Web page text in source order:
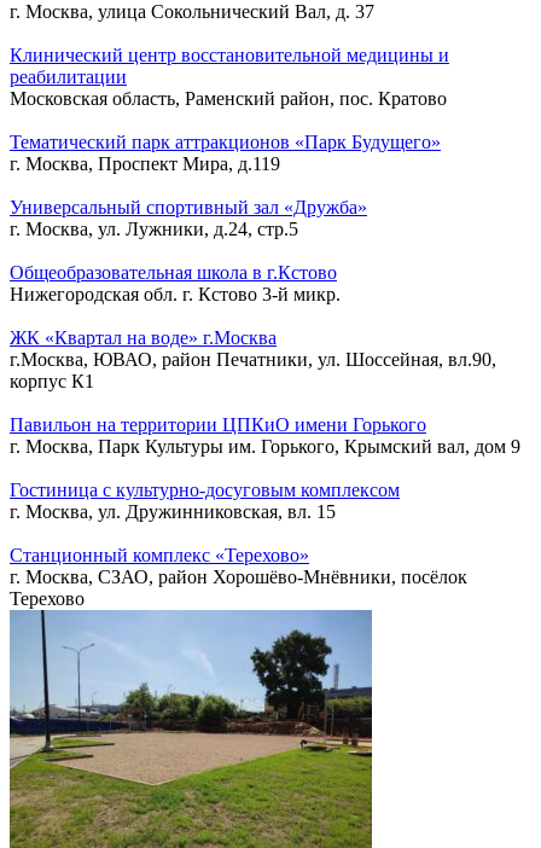
г. Москва, улица Сокольнический Вал, д. 37
Клинический центр восстановительной медицины и
реабилитации
Московская область, Раменский район, пос. Кратово
Тематический парк аттракционов «Парк Будущего»
г. Москва, Проспект Мира, д.119
Универсальный спортивный зал «Дружба»
г. Москва, ул. Лужники, д.24, стр.5
Общеобразовательная школа в г.Кстово
Нижегородская обл. г. Кстово 3-й микр.
ЖК «Квартал на воде» г.Москва
г.Москва, ЮВАО, район Печатники, ул. Шоссейная, вл.90,
корпус К1
Павильон на территории ЦПКиО имени Горького
г. Москва, Парк Культуры им. Горького, Крымский вал, дом 9
Гостиница с культурно-досуговым комплексом
г. Москва, ул. Дружинниковская, вл. 15
Станционный комплекс «Терехово»
г. Москва, СЗАО, район Хорошёво-Мнёвники, посёлок
Терехово